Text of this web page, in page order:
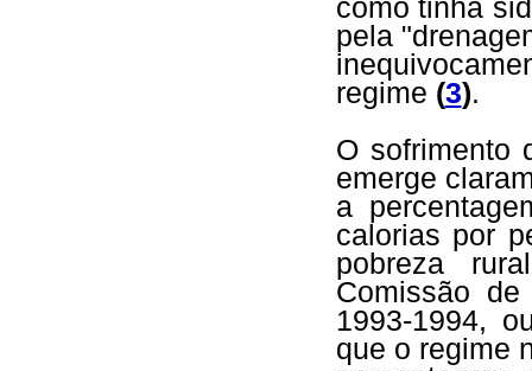
como tinha
pela
regime (3).
O sofrimento
emerge
a
calorias por
pobreza
Comissão
1993-1994,
que o regime